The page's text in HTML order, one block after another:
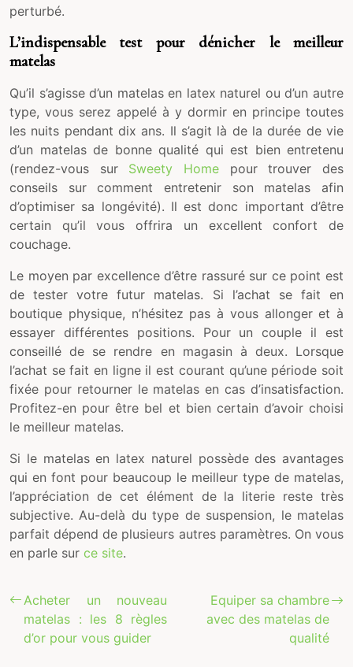
perturbé.
L’indispensable test pour dénicher le meilleur
matelas
Qu’il s’agisse d’un matelas en latex naturel ou d’un autre
type, vous serez appelé à y dormir en principe toutes
les nuits pendant dix ans. Il s’agit là de la durée de vie
d’un matelas de bonne qualité qui est bien entretenu
(rendez-vous sur Sweety Home pour trouver des
conseils sur comment entretenir son matelas afin
d’optimiser sa longévité). Il est donc important d’être
certain qu’il vous offrira un excellent confort de
couchage.
Le moyen par excellence d’être rassuré sur ce point est
de tester votre futur matelas. Si l’achat se fait en
boutique physique, n’hésitez pas à vous allonger et à
essayer différentes positions. Pour un couple il est
conseillé de se rendre en magasin à deux. Lorsque
l’achat se fait en ligne il est courant qu’une période soit
fixée pour retourner le matelas en cas d’insatisfaction.
Profitez-en pour être bel et bien certain d’avoir choisi
le meilleur matelas.
Si le matelas en latex naturel possède des avantages
qui en font pour beaucoup le meilleur type de matelas,
l’appréciation de cet élément de la literie reste très
subjective. Au-delà du type de suspension, le matelas
parfait dépend de plusieurs autres paramètres. On vous
en parle sur ce site.
Acheter un nouveau
matelas : les 8 règles
d’or pour vous guider
Equiper sa chambre
avec des matelas de
qualité